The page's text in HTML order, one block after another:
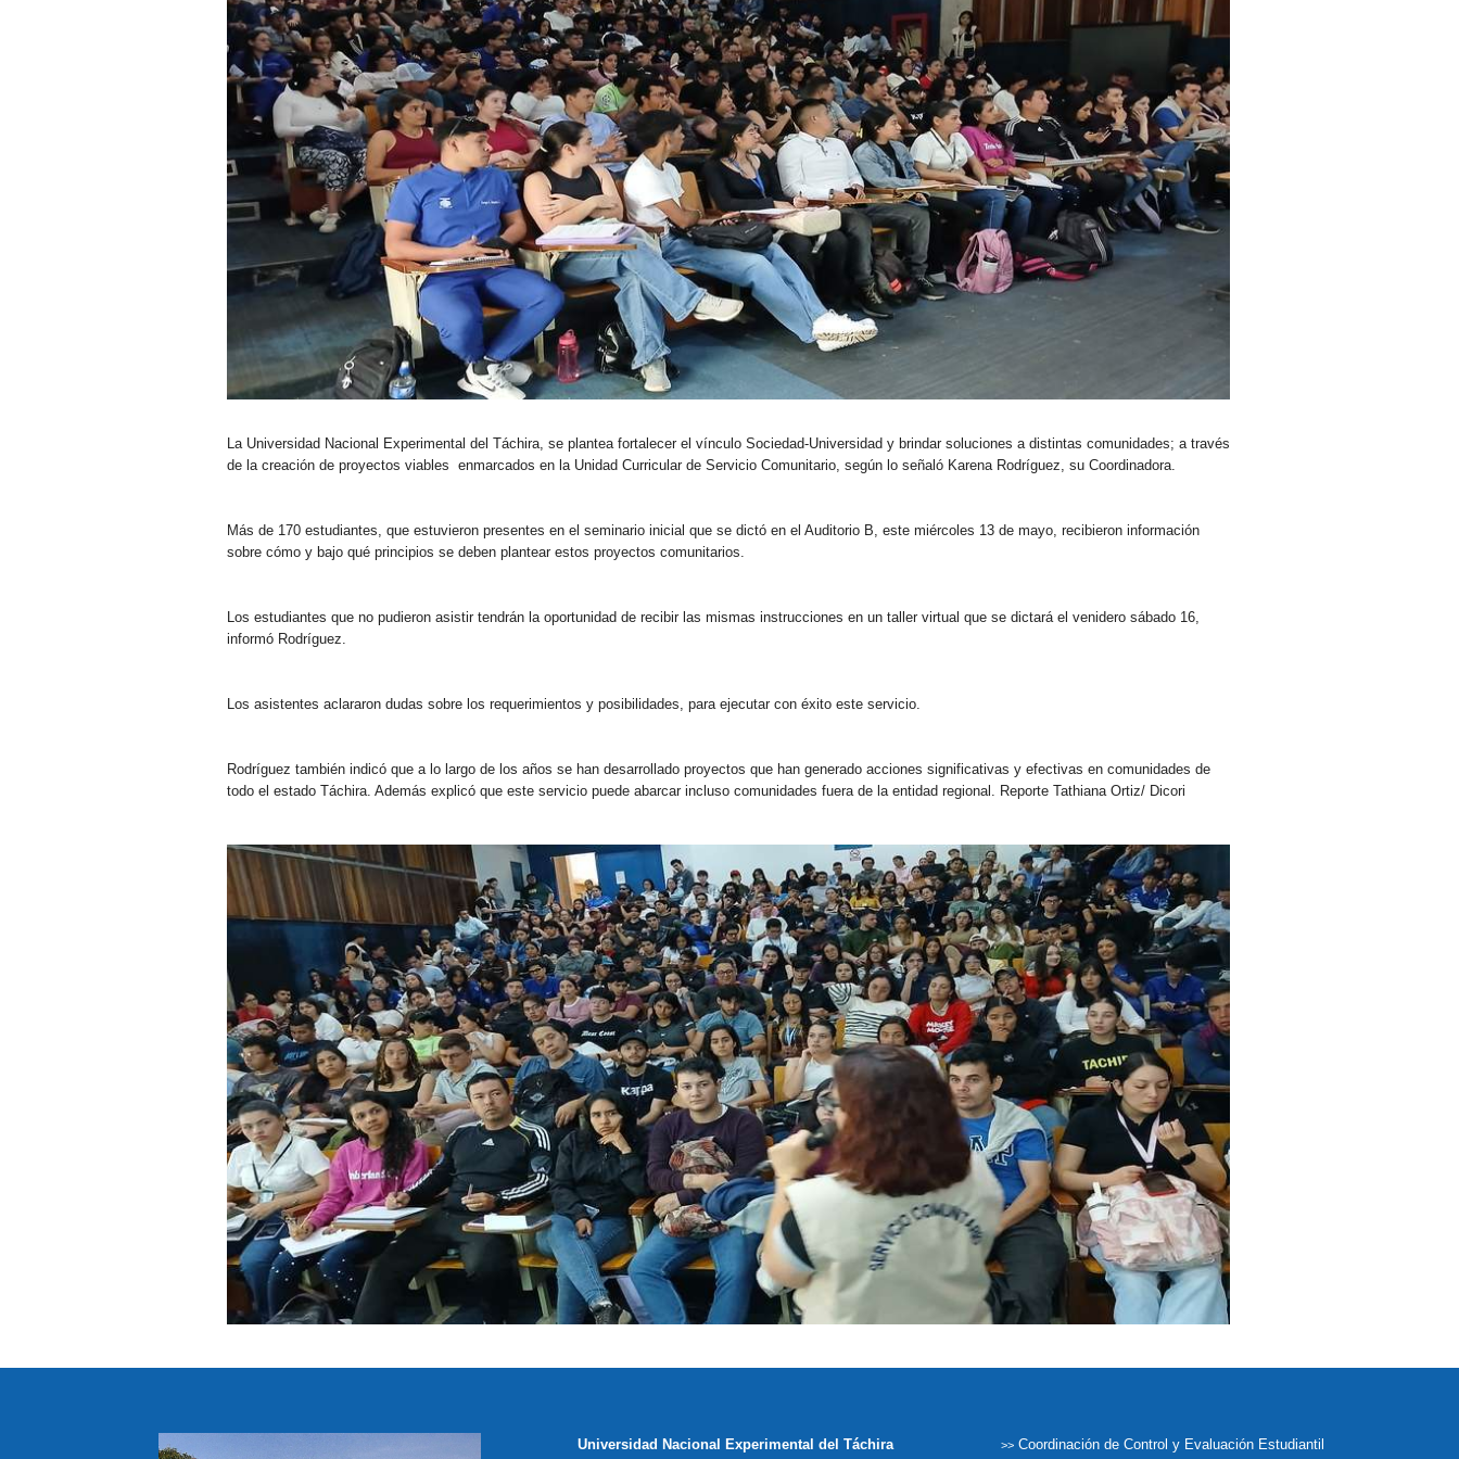
La Universidad Nacional Experimental del Táchira, se plantea fortalecer el vínculo Sociedad-Universidad y brindar soluciones a distintas comunidades; a través
de la creación de proyectos viables enmarcados en la Unidad Curricular de Servicio Comunitario, según lo señaló Karena Rodríguez, su Coordinadora.
Más de 170 estudiantes, que estuvieron presentes en el seminario inicial que se dictó en el Auditorio B, este miércoles 13 de mayo, recibieron información
sobre cómo y bajo qué principios se deben plantear estos proyectos comunitarios.
Los estudiantes que no pudieron asistir tendrán la oportunidad de recibir las mismas instrucciones en un taller virtual que se dictará el venidero sábado 16,
informó Rodríguez.
Los asistentes aclararon dudas sobre los requerimientos y posibilidades, para ejecutar con éxito este servicio.
Rodríguez también indicó que a lo largo de los años se han desarrollado proyectos que han generado acciones significativas y efectivas en comunidades de
todo el estado Táchira. Además explicó que este servicio puede abarcar incluso comunidades fuera de la entidad regional. Reporte Tathiana Ortiz/ Dicori
Universidad Nacional Experimental del Táchira
>> Coordinación de Control y Evaluación Estudiantil